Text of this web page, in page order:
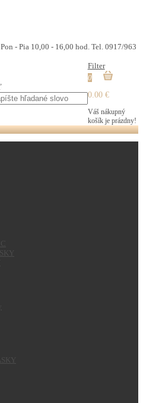
- Pia 10,00 - 16,00 hod. Tel. 0917/963
Filter
0
0.00 €
Váš nákupný
košík je prázdny!